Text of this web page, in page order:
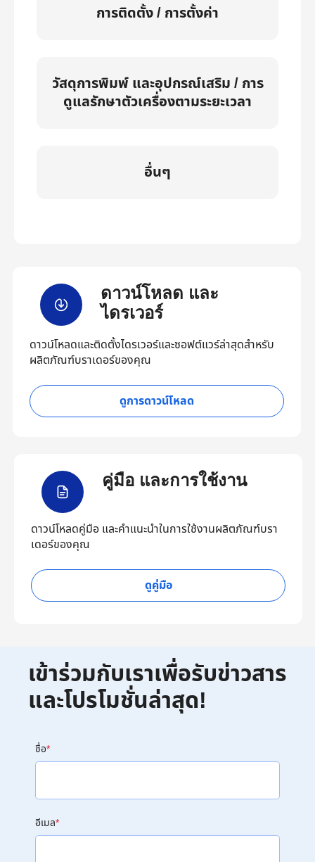
การติดตั้ง / การตั้งค่า
วัสดุการพิมพ์ และอุปกรณ์เสริม / การ
ดูแลรักษาตัวเครื่องตามระยะเวลา
อื่นๆ
ดาวน์โหลด และ
ไดรเวอร์
ดาวน์โหลดและติดตั้งไดรเวอร์และซอฟต์แวร์ล่าสุดสำหรับ
ผลิตภัณฑ์บราเดอร์ของคุณ
ดูการดาวน์โหลด
คู่มือ และการใช้งาน
ดาวน์โหลดคู่มือ และคำแนะนำในการใช้งานผลิตภัณฑ์บรา
เดอร์ของคุณ
ดูคู่มือ
เข้าร่วมกับเราเพื่อรับข่าวสาร
และโปรโมชั่นล่าสุด!
ชื่อ*
อีเมล*